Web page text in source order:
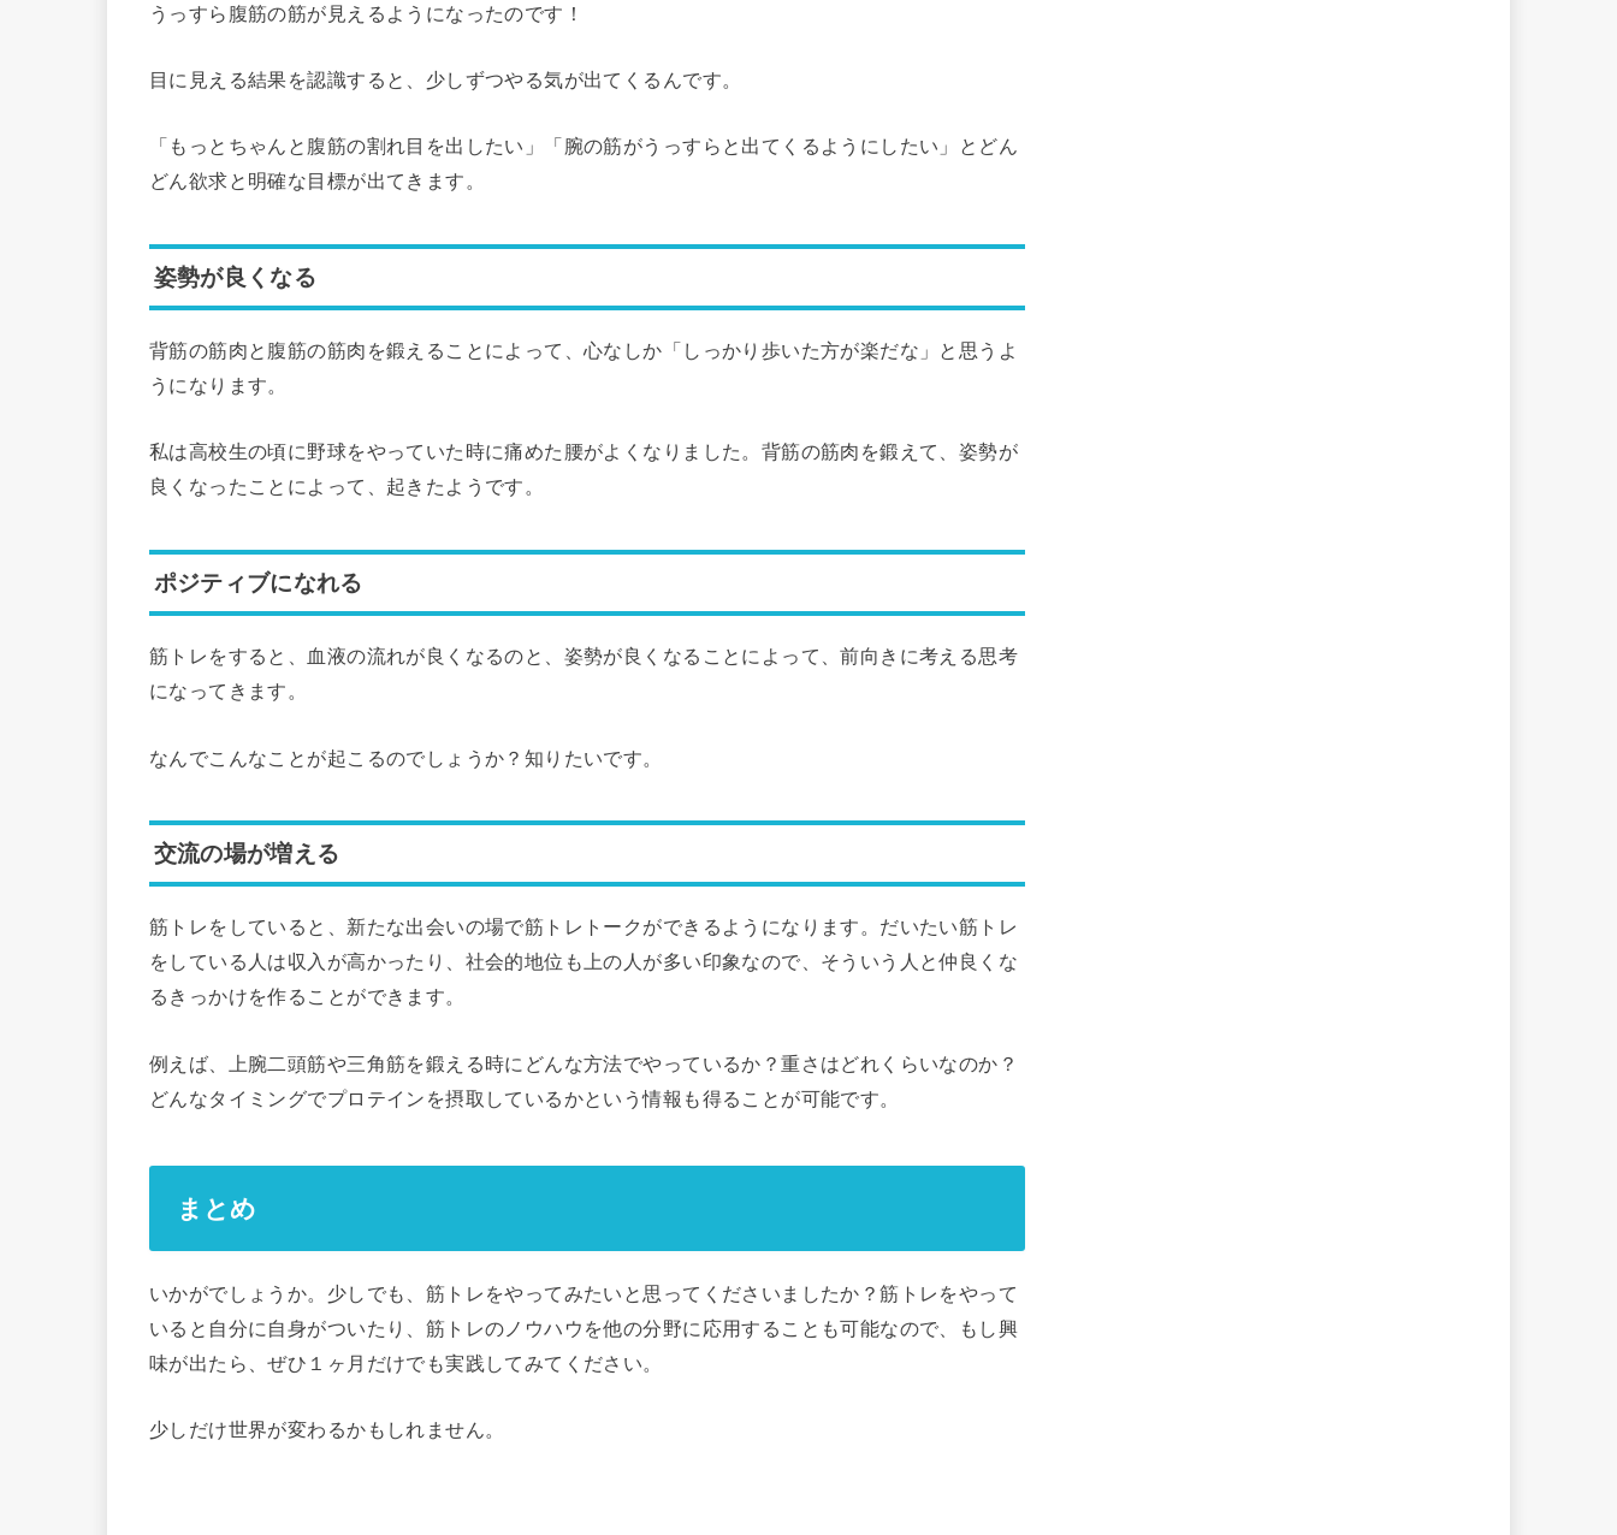
うっすら腹筋の筋が見えるようになったのです！
目に見える結果を認識すると、少しずつやる気が出てくるんです。
「もっとちゃんと腹筋の割れ目を出したい」「腕の筋がうっすらと出てくるようにしたい」とどん
どん欲求と明確な目標が出てきます。
姿勢が良くなる
背筋の筋肉と腹筋の筋肉を鍛えることによって、心なしか「しっかり歩いた方が楽だな」と思うよ
うになります。
私は高校生の頃に野球をやっていた時に痛めた腰がよくなりました。背筋の筋肉を鍛えて、姿勢が
良くなったことによって、起きたようです。
ポジティブになれる
筋トレをすると、血液の流れが良くなるのと、姿勢が良くなることによって、前向きに考える思考
になってきます。
なんでこんなことが起こるのでしょうか？知りたいです。
交流の場が増える
筋トレをしていると、新たな出会いの場で筋トレトークができるようになります。だいたい筋トレ
をしている人は収入が高かったり、社会的地位も上の人が多い印象なので、そういう人と仲良くな
るきっかけを作ることができます。
例えば、上腕二頭筋や三角筋を鍛える時にどんな方法でやっているか？重さはどれくらいなのか？
どんなタイミングでプロテインを摂取しているかという情報も得ることが可能です。
まとめ
いかがでしょうか。少しでも、筋トレをやってみたいと思ってくださいましたか？筋トレをやって
いると自分に自身がついたり、筋トレのノウハウを他の分野に応用することも可能なので、もし興
味が出たら、ぜひ１ヶ月だけでも実践してみてください。
少しだけ世界が変わるかもしれません。